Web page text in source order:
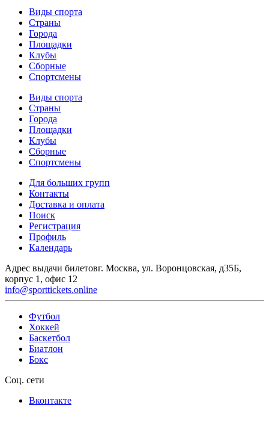
Виды спорта
Страны
Города
Площадки
Клубы
Сборные
Спортсмены
Виды спорта
Страны
Города
Площадки
Клубы
Сборные
Спортсмены
Для больших групп
Контакты
Доставка и оплата
Поиск
Регистрация
Профиль
Календарь
Адрес выдачи билетовг. Москва, ул. Воронцовская, д35Б,
корпус 1, офис 12
info@sporttickets.online
Футбол
Хоккей
Баскетбол
Биатлон
Бокс
Соц. сети
Вконтакте